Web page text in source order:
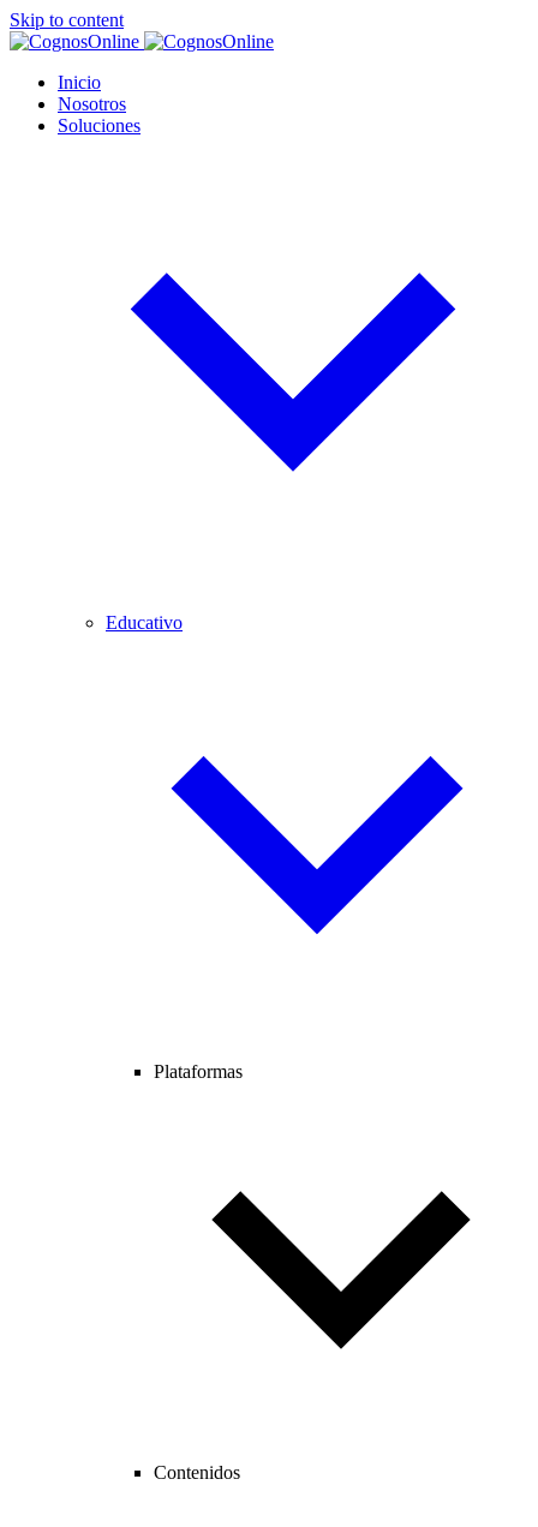
Skip to content
Inicio
Nosotros
Soluciones
Educativo
Plataformas
Contenidos